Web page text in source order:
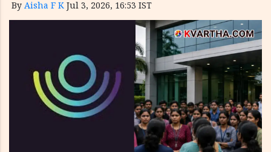
By Aisha F K Jul 3, 2026, 16:53 IST